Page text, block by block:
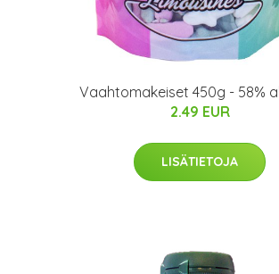
Vaahtomakeiset 450g - 58%
2.49 EUR
LISÄTIETOJA